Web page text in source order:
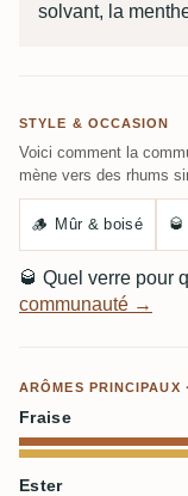
solvant, la
STYLE & OCCASION
Voici comment la
mène vers des rhums
🪵 Mûr & boisé 🥃
🥃 Quel verre pour
communauté →
ARÔMES PRINCIPAUX
Fraise
Ester